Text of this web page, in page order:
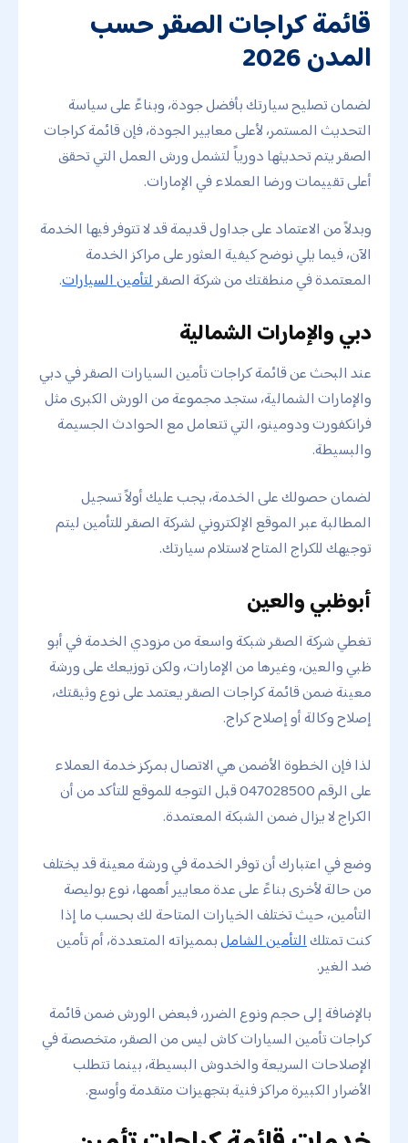
قائمة كراجات الصقر حسب
المدن 2026
لضمان تصليح سيارتك بأفضل جودة، وبناءً على سياسة
التحديث المستمر، لأعلى معايير الجودة، فإن قائمة كراجات
الصقر يتم تحديثها دورياً لتشمل ورش العمل التي تحقق
أعلى تقييمات ورضا العملاء في الإمارات.
وبدلاً من الاعتماد على جداول قديمة قد لا تتوفر فيها الخدمة
الآن، فيما يلي نوضح كيفية العثور على مراكز الخدمة
المعتمدة في منطقتك من شركة الصقرلتأمين السيارات.
دبي والإمارات الشمالية
عند البحث عن قائمة كراجات تأمين السيارات الصقر في دبي
والإمارات الشمالية، ستجد مجموعة من الورش الكبرى مثل
فرانكفورت ودومينو، التي تتعامل مع الحوادث الجسيمة
والبسيطة.
لضمان حصولك على الخدمة، يجب عليك أولاً تسجيل
المطالبة عبر الموقع الإلكتروني لشركة الصقر للتأمين ليتم
توجيهك للكراج المتاح لاستلام سيارتك.
أبوظبي والعين
تغطي شركة الصقر شبكة واسعة من مزودي الخدمة في أبو
ظبي والعين، وغيرها من الإمارات، ولكن توزيعك على ورشة
معينة ضمن قائمة كراجات الصقر يعتمد على نوع وثيقتك،
إصلاح وكالة أو إصلاح كراج.
لذا فإن الخطوة الأضمن هي الاتصال بمركز خدمة العملاء
على الرقم 047028500 قبل التوجه للموقع للتأكد من أن
الكراج لا يزال ضمن الشبكة المعتمدة.
وضع في اعتبارك أن توفر الخدمة في ورشة معينة قد يختلف
من حالة لأخرى بناءً على عدة معايير أهمها، نوع بوليصة
التأمين، حيث تختلف الخيارات المتاحة لك بحسب ما إذا
كنت تمتلكالتأمين الشاملبمميزاته المتعددة، أم تأمين
ضد الغير.
بالإضافة إلى حجم ونوع الضرر، فبعض الورش ضمن قائمة
كراجات تأمين السيارات كاش ليس من الصقر، متخصصة في
الإصلاحات السريعة والخدوش البسيطة، بينما تتطلب
الأضرار الكبيرة مراكز فنية بتجهيزات متقدمة وأوسع.